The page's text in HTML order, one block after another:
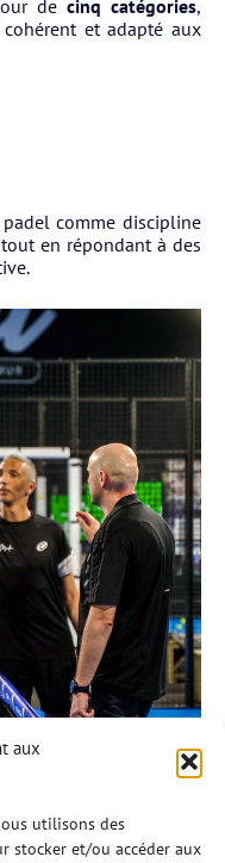
aux
utilisons des
stocker et/ou accéder aux
de cinq catégories,
et adapté aux
comme discipline
en répondant à des